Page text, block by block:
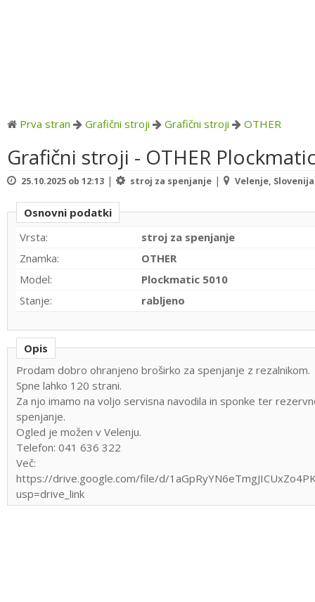
Prva stran Grafični stroji Grafični stroji OTHER
Grafični stroji - OTHER
25.10.2025 ob 12:13 | stroj za spenjanje | Velenje, Slovenija
Osnovni podatki
Vrsta:
stroj za spenjanje
Znamka:
OTHER
Model:
Plockmatic 5010
Stanje:
rabljeno
Opis
Prodam dobro ohranjeno broširko za spenjanje z rezalnikom.
Spne lahko 120 strani.
Za njo imamo na voljo servisna navodila in sponke ter
spenjanje.
Ogled je možen v Velenju.
Telefon: 041 636 322
Več:
https://drive.google.com/file/d/
usp=drive_link